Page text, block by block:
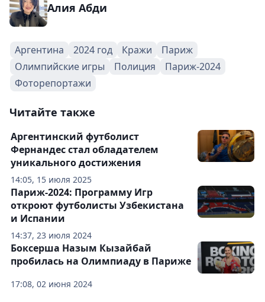
Алия Абди
Аргентина 2024 год Кражи
Париж
Олимпийские игры
Полиция
Париж-2024
Фоторепортажи
Читайте также
14:05, 15 июля 2025
Аргентинский футболист
Фернандес стал обладателем
уникального достижения
14:37, 23 июля 2024
Париж-2024: Программу Игр
откроют футболисты Узбекистана
и Испании
17:08, 02 июня 2024
Боксерша Назым Кызайбай
пробилась на Олимпиаду в Париже